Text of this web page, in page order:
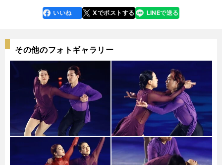
faceboo
k
いいね Xでポストする
line LINEで送る
その他のフォトギャラリー